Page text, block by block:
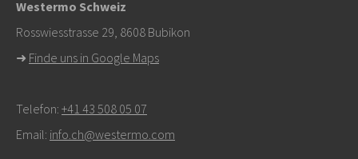
Westermo Schweiz
Rosswiesstrasse 29, 8608 Bubikon
➜ Finde uns in Google Maps
Telefon: +41 43 508 05 07
Email: info.ch@westermo.com